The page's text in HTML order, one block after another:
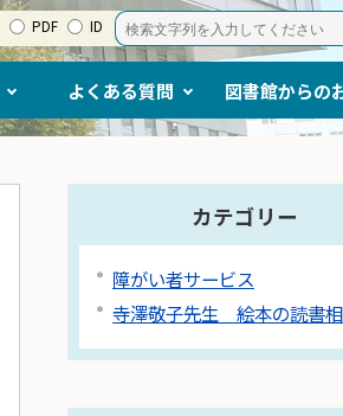
PDF ID
よくある質問 図書館からの
カテゴリー
障がい者サービス
寺澤敬子先生 絵本の読書